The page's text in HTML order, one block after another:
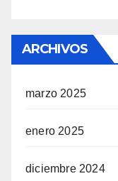
ARCHIVOS
marzo 2025
enero 2025
diciembre 2024